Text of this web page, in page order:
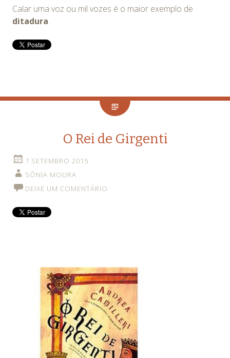
Calar uma voz ou mil vozes é o maior exemplo de
ditadura.
O Rei de Girgenti
7 SETEMBRO 2015
SÔNIA MOURA
DEIXE UM COMENTÁRIO